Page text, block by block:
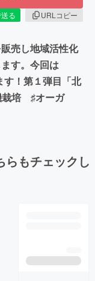
る
URLコピー
売し地域活性化
す。今回は
！第１弾目「北
培 ♯オーガ
らもチェックし